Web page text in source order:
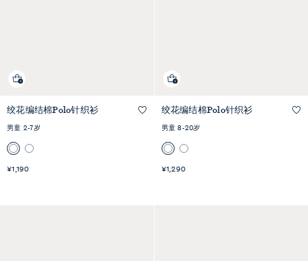
快速预览
绞花编结棉Polo针织衫
男童 2-7岁
¥1,190
快速预览
绞花编结棉Polo针织衫
男童 8-20岁
¥1,290